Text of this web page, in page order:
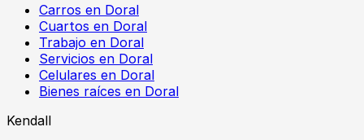
Carros en Doral
Cuartos en Doral
Trabajo en Doral
Servicios en Doral
Celulares en Doral
Bienes raíces en Doral
Kendall